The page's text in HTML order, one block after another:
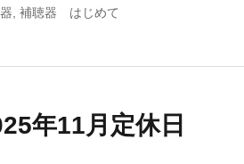
稿
補聴器 はじめて
年11月定休日